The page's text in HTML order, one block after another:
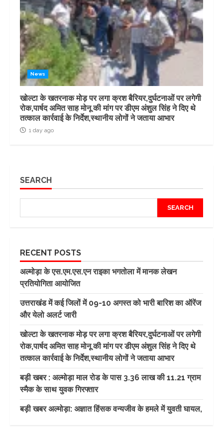
News
खोल्टा के खतरनाक मोड़ पर लगा क्रश बैरियर,दुर्घटनाओं पर लगेगी
रोक,पार्षद अमित साह मोनू की मांग पर डीएम अंशुल सिंह ने दिए थे
तत्काल कार्रवाई के निर्देश,स्थानीय लोगों ने जताया आभार
1 day ago
SEARCH
SEARCH
RECENT POSTS
अल्मोड़ा के एस.एम.एस.एन राइका भगतोला में मानक लेखन
प्रतियोगिता आयोजित
उत्तराखंड में कई जिलों में 09-10 अगस्त को भारी बारिश का ऑरेंज
और येलो अलर्ट जारी
खोल्टा के खतरनाक मोड़ पर लगा क्रश बैरियर,दुर्घटनाओं पर लगेगी
रोक,पार्षद अमित साह मोनू की मांग पर डीएम अंशुल सिंह ने दिए थे
तत्काल कार्रवाई के निर्देश,स्थानीय लोगों ने जताया आभार
बड़ी खबर : अल्मोड़ा माल रोड के पास 3.36 लाख की 11.21 ग्राम
स्मैक के साथ युवक गिरफ्तार
बड़ी खबर अल्मोड़ा: अज्ञात हिंसक वन्यजीव के हमले में युवती घायल,